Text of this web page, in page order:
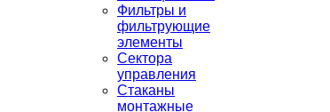
Фильтры и
фильтрующие
элементы
Сектора
управления
Стаканы
монтажные